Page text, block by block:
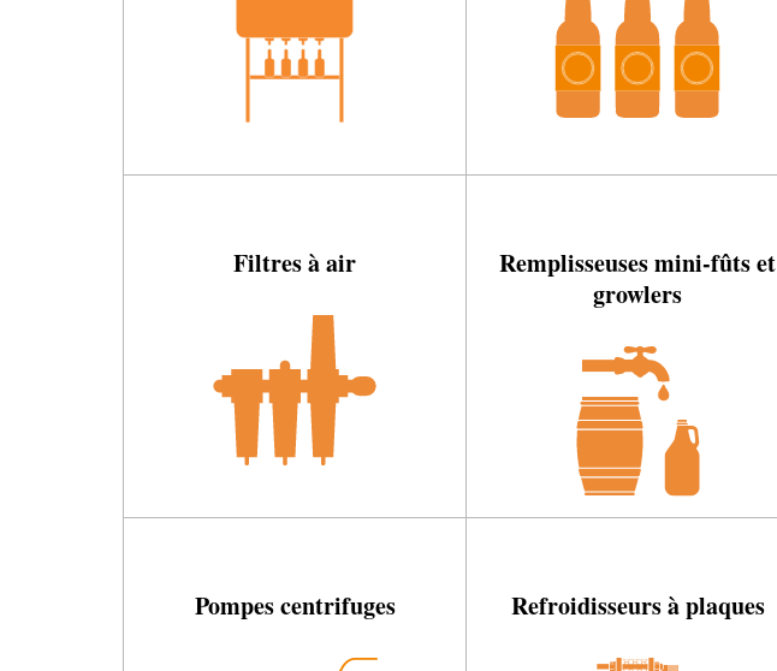
Filtres à air
Remplisseuses mini-fûts et
growlers
Pompes centrifuges Refroidisseurs à plaques